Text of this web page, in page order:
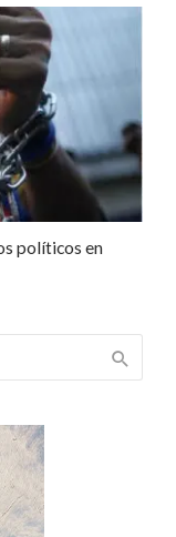
políticos en